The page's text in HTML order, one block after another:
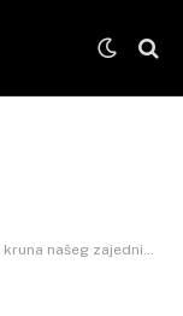
zajedničkog truda